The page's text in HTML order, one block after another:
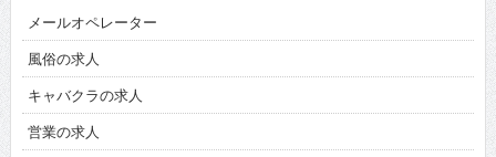
メールオペレーター
風俗の求人
キャバクラの求人
営業の求人